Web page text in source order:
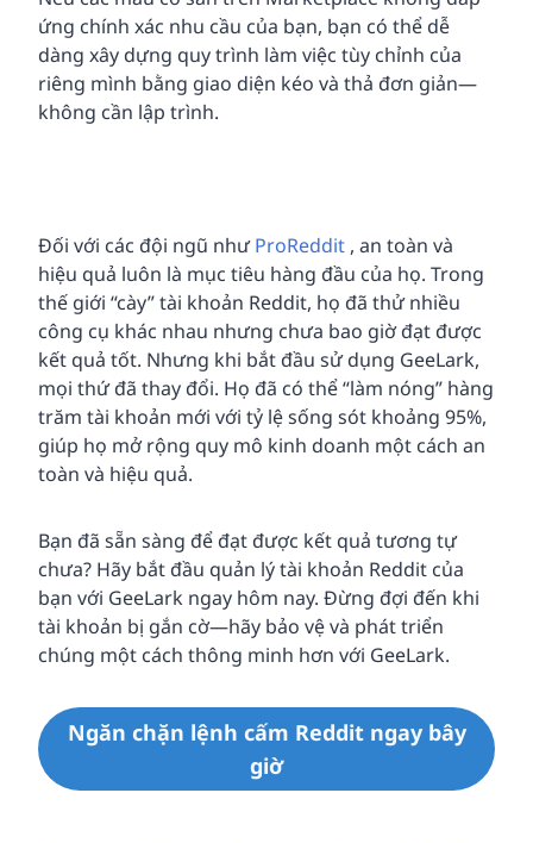
ứng chính xác nhu cầu của bạn, bạn có thể dễ
dàng xây dựng quy trình làm việc tùy chỉnh của
riêng mình bằng giao diện kéo và thả đơn giản—
không cần lập trình.
Đối với các đội ngũ nhưProReddit , an toàn và
hiệu quả luôn là mục tiêu hàng đầu của họ. Trong
thế giới “cày” tài khoản Reddit, họ đã thử nhiều
công cụ khác nhau nhưng chưa bao giờ đạt được
kết quả tốt. Nhưng khi bắt đầu sử dụng GeeLark,
mọi thứ đã thay đổi. Họ đã có thể “làm nóng” hàng
trăm tài khoản mới với tỷ lệ sống sót khoảng 95%,
giúp họ mở rộng quy mô kinh doanh một cách an
toàn và hiệu quả.
Bạn đã sẵn sàng để đạt được kết quả tương tự
chưa? Hãy bắt đầu quản lý tài khoản Reddit của
bạn với GeeLark ngay hôm nay. Đừng đợi đến khi
tài khoản bị gắn cờ—hãy bảo vệ và phát triển
chúng một cách thông minh hơn với GeeLark.
Ngăn chặn lệnh cấm Reddit ngay bây
giờ